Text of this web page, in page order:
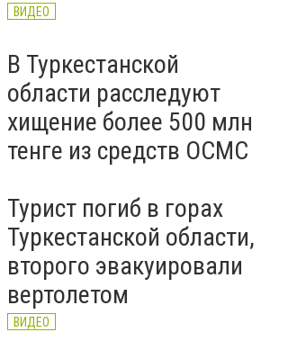
ВИДЕО
В Туркестанской
области расследуют
хищение более 500 млн
тенге из средств ОСМС
Турист погиб в горах
Туркестанской области,
второго эвакуировали
вертолетом
ВИДЕО